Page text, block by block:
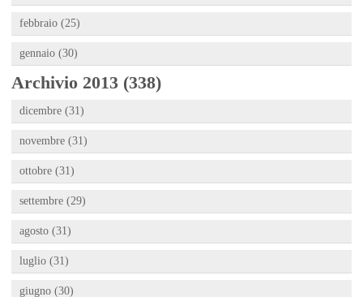
febbraio (25)
gennaio (30)
Archivio 2013 (338)
dicembre (31)
novembre (31)
ottobre (31)
settembre (29)
agosto (31)
luglio (31)
giugno (30)